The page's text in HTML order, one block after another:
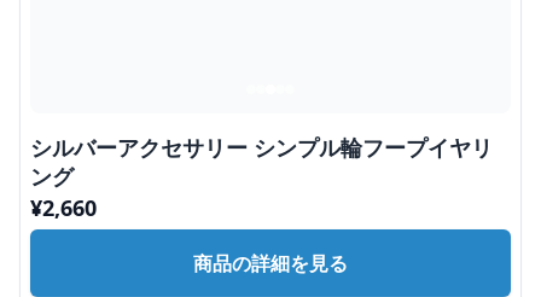
シルバーアクセサリー シンプル輪フープイヤリ
ング
¥2,660
商品の詳細を見る